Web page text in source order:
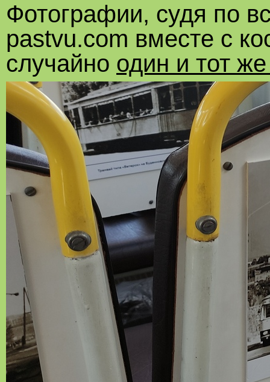
Фотографии, судя по
pastvu.com вместе с
случайно один и тот